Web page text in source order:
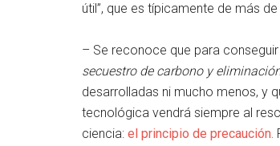
útil”, que es típicamente de más
– Se reconoce que para
secuestro de carbono y
desarrolladas ni mucho menos, y
tecnológica vendrá siempre al
ciencia: el principio de precaución.